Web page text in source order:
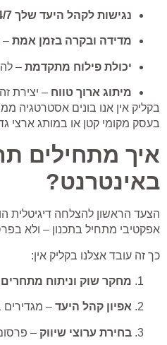
נגישות לקהל היעד שלך 24/7
מדידה ובקרה בזמן אמת –
יכולת פילוח מתקדמת –
מיתוג ארוך טווח – יצירת
בקליק אין אנו בונים אסטרטגיה
בעסק מקומי קטן או במותג ארצי
איך מתחילים
באינטרנט?
הצעד הראשון להצלחה דיגיטלית
אפקטיבי מתחיל בתכנון – ולא
כך זה עובד אצלנו בקליק אין:
מחקר שוק וניתוח מתחרים
אפיון קהל היעד – מגדירים
בחירת ערוצי שיווק –